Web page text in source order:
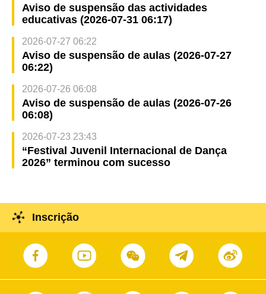
Aviso de suspensão das actividades
educativas (2026-07-31 06:17)
2026-07-27 06:22
Aviso de suspensão de aulas (2026-07-27
06:22)
2026-07-26 06:08
Aviso de suspensão de aulas (2026-07-26
06:08)
2026-07-23 23:43
“Festival Juvenil Internacional de Dança
2026” terminou com sucesso
Inscrição